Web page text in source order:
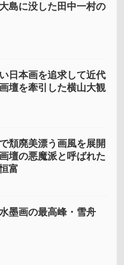
島に没した田中一村の
日本画を追求して近代
壇を牽引した横山大観
頽廃美漂う画風を展開
壇の悪魔派と呼ばれた
富
墨画の最高峰・雪舟